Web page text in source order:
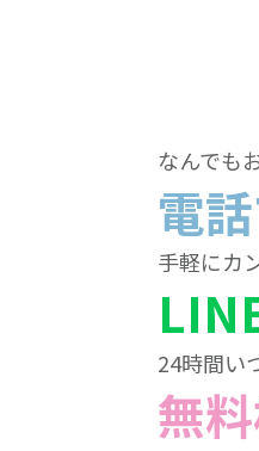
なんでも
電
手軽にカ
24時間い
無